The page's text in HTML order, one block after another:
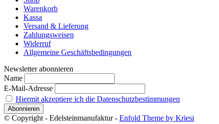
Warenkorb
Kassa
Versand & Lieferung
Zahlungsweisen
Widerruf
Allgemeine Geschäftsbedingungen
Newsletter abonnieren
Name
E-Mail-Adresse
Hiermit akzeptiere ich die Datenschutzbestimmungen
© Copyright - Edelsteinmanufaktur - Enfold Theme by Kriesi